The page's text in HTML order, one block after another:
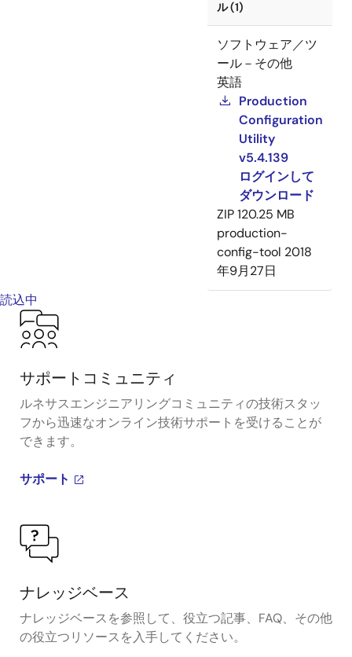
ル (1)
ソフトウェア／ツ
ール－その他
英語
Production
Configuration
Utility
v5.4.139
ログインして
ダウンロード
ZIP120.25 MB
production-
config-tool 2018
年9月27日
読込中
サポートコミュニティ
ルネサスエンジニアリングコミュニティの技術スタッ
フから迅速なオンライン技術サポートを受けることが
できます。
サポート
ナレッジベース
ナレッジベースを参照して、役立つ記事、FAQ、その他
の役立つリソースを入手してください。